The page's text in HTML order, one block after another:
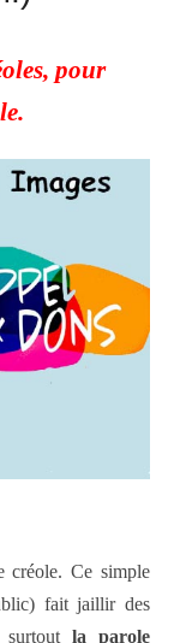
pour
créole. Ce simple
fait jaillir des
la parole